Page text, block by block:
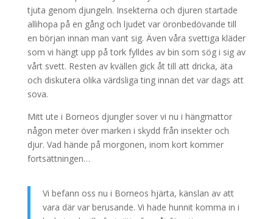
tjuta genom djungeln. Insekterna och djuren startade
allihopa på en gång och ljudet var öronbedövande till
en början innan man vant sig. Även våra svettiga kläder
som vi hängt upp på tork fylldes av bin som sög i sig av
vårt svett. Resten av kvällen gick åt till att dricka, äta
och diskutera olika värdsliga ting innan det var dags att
sova.
Mitt ute i Borneos djungler sover vi nu i hängmattor
någon meter över marken i skydd från insekter och
djur. Vad hände på morgonen, inom kort kommer
fortsättningen…
Vi befann oss nu i Borneos hjärta, känslan av att
vara där var berusande. Vi hade hunnit komma in i